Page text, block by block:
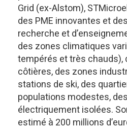
Grid (ex-Alstom),
des PME innovantes et
recherche et
des zones climatiques
tempérés et très chauds),
côtières, des zones
stations de ski, des
populations modestes,
électriquement isolées.
estimé à 200 millions